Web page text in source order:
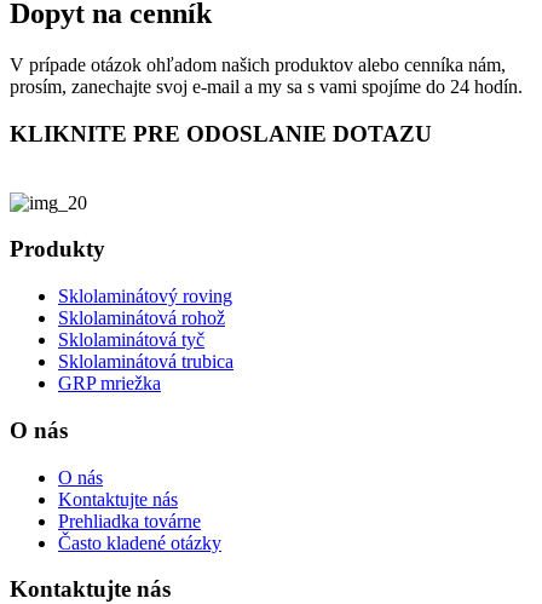
Dopyt na cenník
V prípade otázok ohľadom našich produktov alebo cenníka nám,
prosím, zanechajte svoj e-mail a my sa s vami spojíme do 24 hodín.
KLIKNITE PRE ODOSLANIE DOTAZU
Produkty
Sklolaminátový roving
Sklolaminátová rohož
Sklolaminátová tyč
Sklolaminátová trubica
GRP mriežka
O nás
O nás
Kontaktujte nás
Prehliadka továrne
Často kladené otázky
Kontaktujte nás